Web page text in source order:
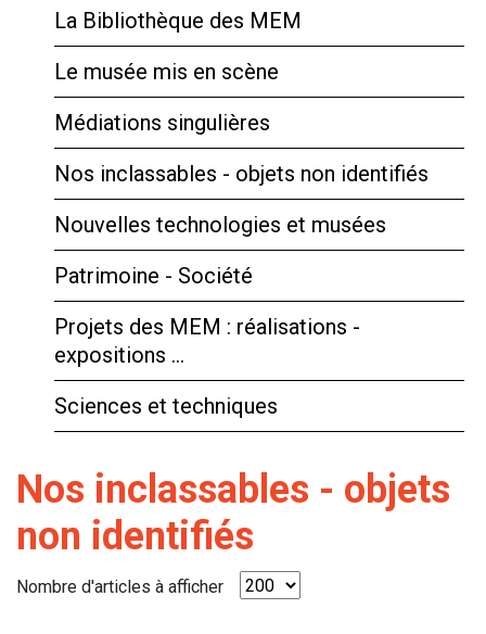
La Bibliothèque des MEM
Le musée mis en scène
Médiations singulières
Nos inclassables - objets non identifiés
Nouvelles technologies et musées
Patrimoine - Société
Projets des MEM : réalisations -
expositions …
Sciences et techniques
Nos inclassables - objets
non identifiés
Nombre d'articles à afficher